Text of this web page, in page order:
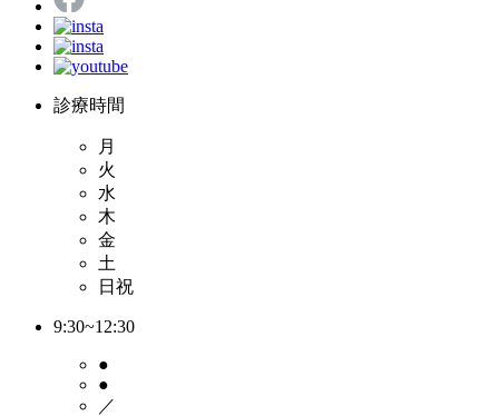
診療時間
月
火
水
木
金
土
日祝
9:30~12:30
●
●
／